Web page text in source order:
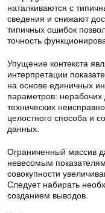
наталкиваются с
сведения и снижают
типичных ошибок
точность
Упущение контекста
интерпретации
на основе единичных
параметров:
технических
целостного способа и
данных.
Ограниченный массив
невесомым
совокупности
Следует набирать
созданием выводов.